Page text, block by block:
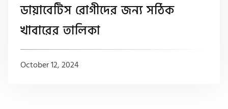
ডায়াবেটিস রোগীদের জন্য সঠিক
খাবারের তালিকা
October 12, 2024